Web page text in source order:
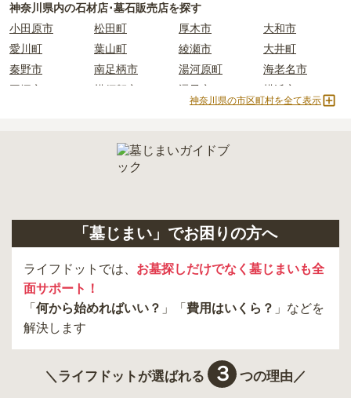
内を取り寄せることができます。
神奈川県内の石材店･墓石販売店を探す
小田原市
松田町 厚木市
大和市
愛川町
葉山町 綾瀬市
大井町
秦野市
南足柄市 湯河原町
海老名市
平塚市
横須賀市 逗子市
横浜市
藤沢市 山北町
神奈川県の市区町村を全て表示
「墓じまい」でお困りの方へ
ライフドットでは、 お墓探しだけでなく墓じまいも全
面サポート！
「 何から始めればいい？ 」「 費用はいくら？ 」などを
解決します
＼ライフドットが選ばれる ３ つの理由／